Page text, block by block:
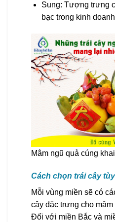
Sung: Tượng trưng
bạc trong kinh
Mâm ngũ quả cúng
Cách chọn trái cây
Mỗi vùng miền sẽ có
cây đặc trưng cho
Đối với miền Bắc và